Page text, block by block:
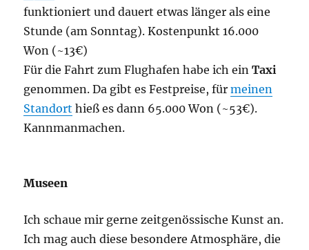
funktioniert und dauert etwas länger als eine
Stunde (am Sonntag). Kostenpunkt 16.000
Won (~13€)
Für die Fahrt zum Flughafen habe ich einTaxi
genommen. Da gibt es Festpreise, fürmeinen
Standort hieß es dann 65.000 Won (~53€).
Kannmanmachen.
Museen
Ich schaue mir gerne zeitgenössische Kunst an.
Ich mag auch diese besondere Atmosphäre, die